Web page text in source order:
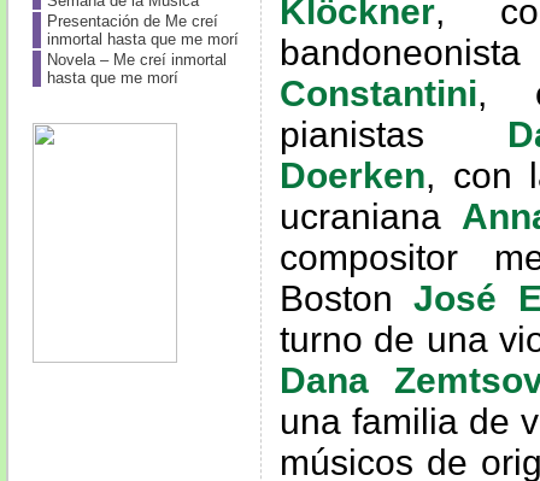
Presentación de Me creí
inmortal hasta que me morí
Novela – Me creí inmortal
hasta que me morí
Klöckner,
Constantini,
pianistas
Doerken, con
ucraniana
compositor
BostonJosé
turno de una
Dana
una familia de
músicos de